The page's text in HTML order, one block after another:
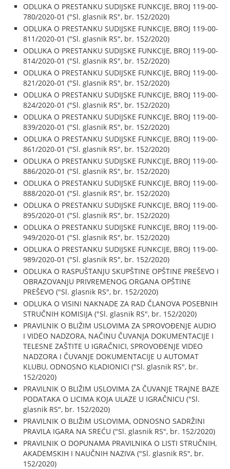
ODLUKA O PRESTANKU SUDIJSKE FUNKCIJE, BROJ 119-00-
780/2020-01 ("Sl. glasnik RS", br. 152/2020)
ODLUKA O PRESTANKU SUDIJSKE FUNKCIJE, BROJ 119-00-
811/2020-01 ("Sl. glasnik RS", br. 152/2020)
ODLUKA O PRESTANKU SUDIJSKE FUNKCIJE, BROJ 119-00-
814/2020-01 ("Sl. glasnik RS", br. 152/2020)
ODLUKA O PRESTANKU SUDIJSKE FUNKCIJE, BROJ 119-00-
821/2020-01 ("Sl. glasnik RS", br. 152/2020)
ODLUKA O PRESTANKU SUDIJSKE FUNKCIJE, BROJ 119-00-
824/2020-01 ("Sl. glasnik RS", br. 152/2020)
ODLUKA O PRESTANKU SUDIJSKE FUNKCIJE, BROJ 119-00-
839/2020-01 ("Sl. glasnik RS", br. 152/2020)
ODLUKA O PRESTANKU SUDIJSKE FUNKCIJE, BROJ 119-00-
861/2020-01 ("Sl. glasnik RS", br. 152/2020)
ODLUKA O PRESTANKU SUDIJSKE FUNKCIJE, BROJ 119-00-
886/2020-01 ("Sl. glasnik RS", br. 152/2020)
ODLUKA O PRESTANKU SUDIJSKE FUNKCIJE, BROJ 119-00-
888/2020-01 ("Sl. glasnik RS", br. 152/2020)
ODLUKA O PRESTANKU SUDIJSKE FUNKCIJE, BROJ 119-00-
895/2020-01 ("Sl. glasnik RS", br. 152/2020)
ODLUKA O PRESTANKU SUDIJSKE FUNKCIJE, BROJ 119-00-
949/2020-01 ("Sl. glasnik RS", br. 152/2020)
ODLUKA O PRESTANKU SUDIJSKE FUNKCIJE, BROJ 119-00-
989/2020-01 ("Sl. glasnik RS", br. 152/2020)
ODLUKA O RASPUŠTANJU SKUPŠTINE OPŠTINE PREŠEVO I
OBRAZOVANJU PRIVREMENOG ORGANA OPŠTINE
PREŠEVO ("Sl. glasnik RS", br. 152/2020)
ODLUKA O VISINI NAKNADE ZA RAD ČLANOVA POSEBNIH
STRUČNIH KOMISIJA ("Sl. glasnik RS", br. 152/2020)
PRAVILNIK O BLIŽIM USLOVIMA ZA SPROVOĐENJE AUDIO
I VIDEO NADZORA, NAČINU ČUVANJA DOKUMENTACIJE I
TELESNE ZAŠTITE U IGRAČNICI, SPROVOĐENJE VIDEO
NADZORA I ČUVANJE DOKUMENTACIJE U AUTOMAT
KLUBU, ODNOSNO KLADIONICI ("Sl. glasnik RS", br.
152/2020)
PRAVILNIK O BLIŽIM USLOVIMA ZA ČUVANJE TRAJNE BAZE
PODATAKA O LICIMA KOJA ULAZE U IGRAČNICU ("Sl.
glasnik RS", br. 152/2020)
PRAVILNIK O BLIŽIM USLOVIMA, ODNOSNO SADRŽINI
PRAVILA IGARA NA SREĆU ("Sl. glasnik RS", br. 152/2020)
PRAVILNIK O DOPUNAMA PRAVILNIKA O LISTI STRUČNIH,
AKADEMSKIH I NAUČNIH NAZIVA ("Sl. glasnik RS", br.
152/2020)